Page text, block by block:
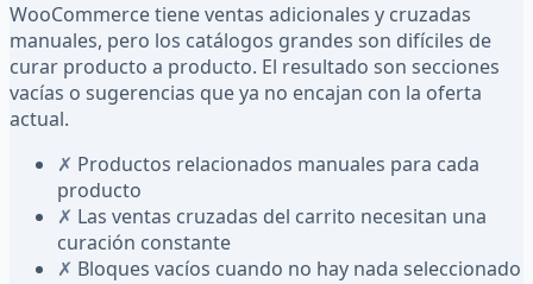
WooCommerce tiene ventas adicionales y cruzadas
manuales, pero los catálogos grandes son difíciles de
curar producto a producto. El resultado son secciones
vacías o sugerencias que ya no encajan con la oferta
actual.
✗ Productos relacionados manuales para cada
producto
✗ Las ventas cruzadas del carrito necesitan una
curación constante
✗ Bloques vacíos cuando no hay nada seleccionado